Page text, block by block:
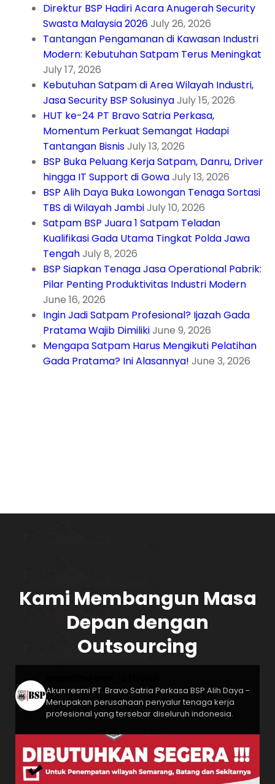
Direktur BSP Hadiri Acara Anugerah Security
Swasta Malaysia 2026July 26, 2026
Tantangan Pengamanan di Kawasan Industri
Modern: Kebutuhan Satpam Terus Meningkat
July 17, 2026
Kebutuhan Satpam di Area Wilayah Industri,
Jasa Security BSP SolusinyaJuly 15, 2026
HUT ke-24 PT Bravo Satria Perkasa,
Momentum Perkuat Semangat Hadapi
Tantangan BisnisJuly 13, 2026
BSP Buka Peluang Kerja Satpam, Danru, Driver
hingga IT Support di GowaJuly 13, 2026
BSP Alih Daya Buka Lowongan Tenaga Sortasi
TBS di Wilayah JambiJuly 10, 2026
Satpam BSP Juara 1 Satpam Teladan
Kualifikasi Gada Utama Tingkat Polda Jawa
TengahJuly 8, 2026
BSP Siapkan Tenaga Jasa Operational Pabrik:
Pilar Penting Produktivitas Industri Modern
June 16, 2026
Ingin Jadi Satpam Profesional? Ijazah Gada
Pratama Wajib DimilikiJune 9, 2026
Mengapa Satpam Harus Mengikuti Pelatihan
Gada Pratama? Ini Alasannya! June 3, 2026
Kami Membangun Masa
Depan dengan
Outsourcing
Akun resmi PT. Bravo Satria Perkasa BSP Alih Daya -
Merupakan perusahaan penyalur tenaga kerja
profesional yang tersebar diseluruh indonesia.